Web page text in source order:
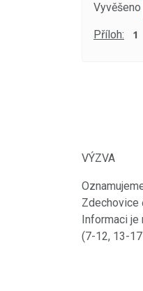
Vyvěšeno
Příloh: 1
VÝZVA
Zdechovice
Informaci je
(7-12, 13-